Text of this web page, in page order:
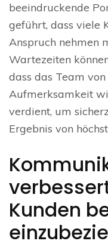
beeindruckende
geführt, dass viele
Anspruch nehmen
Wartezeiten
dass das Team
Aufmerksamkeit
verdient, um
Ergebnis von
Kunden